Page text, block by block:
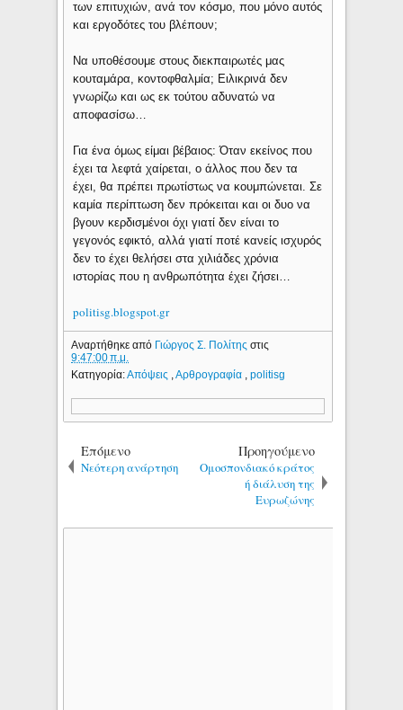
των επιτυχιών, ανά τον κόσμο, που μόνο αυτός
και εργοδότες του βλέπουν;
Να υποθέσουμε στους διεκπαιρωτές μας
κουταμάρα, κοντοφθαλμία; Ειλικρινά δεν
γνωρίζω και ως εκ τούτου αδυνατώ να
αποφασίσω…
Για ένα όμως είμαι βέβαιος: Όταν εκείνος που
έχει τα λεφτά χαίρεται, ο άλλος που δεν τα
έχει, θα πρέπει πρωτίστως να κουμπώνεται. Σε
καμία περίπτωση δεν πρόκειται και οι δυο να
βγουν κερδισμένοι όχι γιατί δεν είναι το
γεγονός εφικτό, αλλά γιατί ποτέ κανείς ισχυρός
δεν το έχει θελήσει στα χιλιάδες χρόνια
ιστορίας που η ανθρωπότητα έχει ζήσει…
politisg.blogspot.gr
Αναρτήθηκε από Γιώργος Σ. Πολίτηςστις
9:47:00 π.μ.
Κατηγορία:Απόψεις ,Αρθρογραφία ,politisg
Επόμενο
Νεότερη ανάρτηση
Προηγούμενο
Ομοσπονδιακό κράτος
ή διάλυση της
Ευρωζώνης